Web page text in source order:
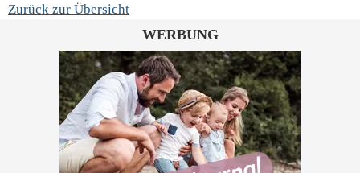
Zurück zur Übersicht
WERBUNG